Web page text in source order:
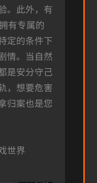
。此外，有
有专属的
定的条件下
情。当自然
是安分守己
，想要危害
归案也是您
世界